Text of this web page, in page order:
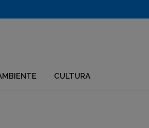
CULTURA